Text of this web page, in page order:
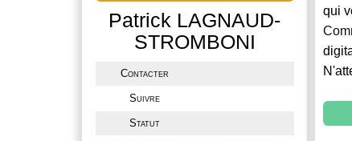
Patrick LAGNAUD-
STROMBONI
Contacter
Suivre
Statut
qui